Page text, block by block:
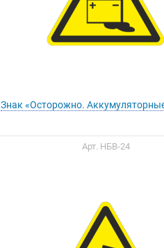
Знак «Осторожно.
Арт. НБВ-24